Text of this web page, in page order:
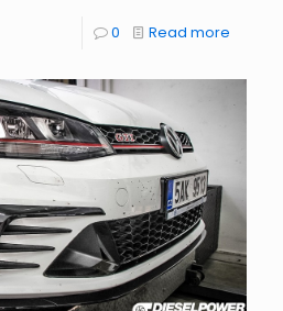
0 Read more